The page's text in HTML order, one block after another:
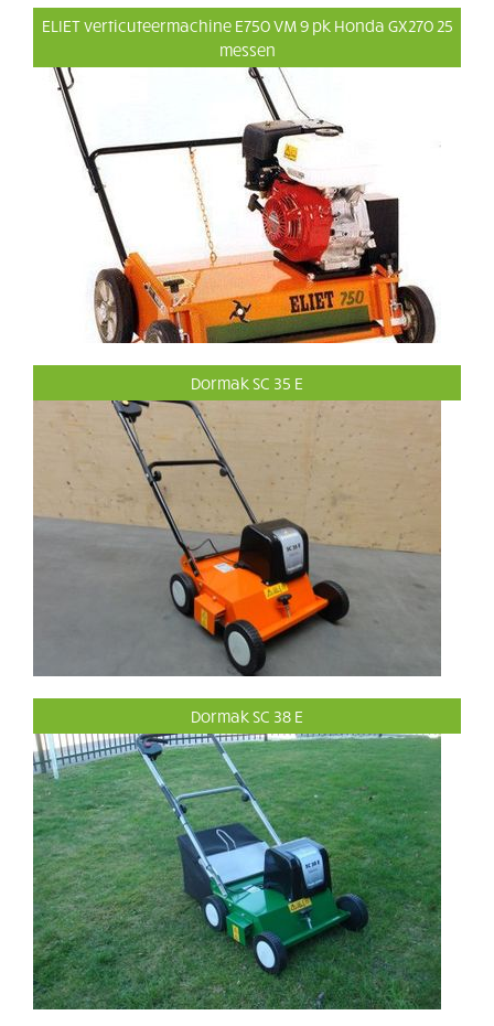
ELIET verticuteermachine E750 VM 9 pk Honda GX270 25
messen
Dormak SC 35 E
Dormak SC 38 E